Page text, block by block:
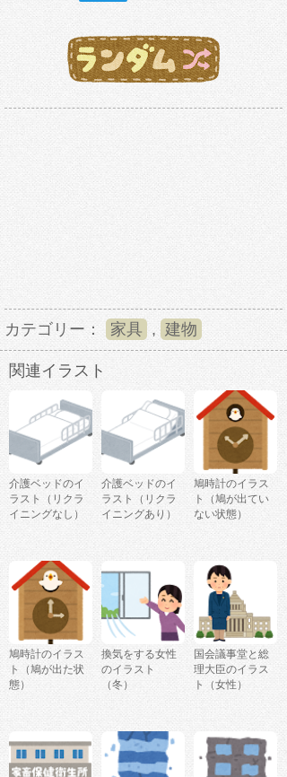
カテゴリー： 家具 , 建物
関連イラスト
介護ベッドのイ
ラスト（リクラ
イニングなし）
介護ベッドのイ
ラスト（リクラ
イニングあり）
鳩時計のイラス
ト（鳩が出てい
ない状態）
鳩時計のイラス
ト（鳩が出た状
態）
換気をする女性
のイラスト
（冬）
国会議事堂と総
理大臣のイラス
ト（女性）